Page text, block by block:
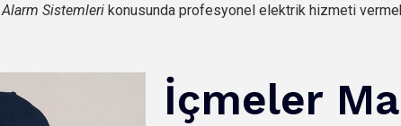
Alarm Sistemlerikonusunda profesyonel elektrik hizmeti
İçmeler